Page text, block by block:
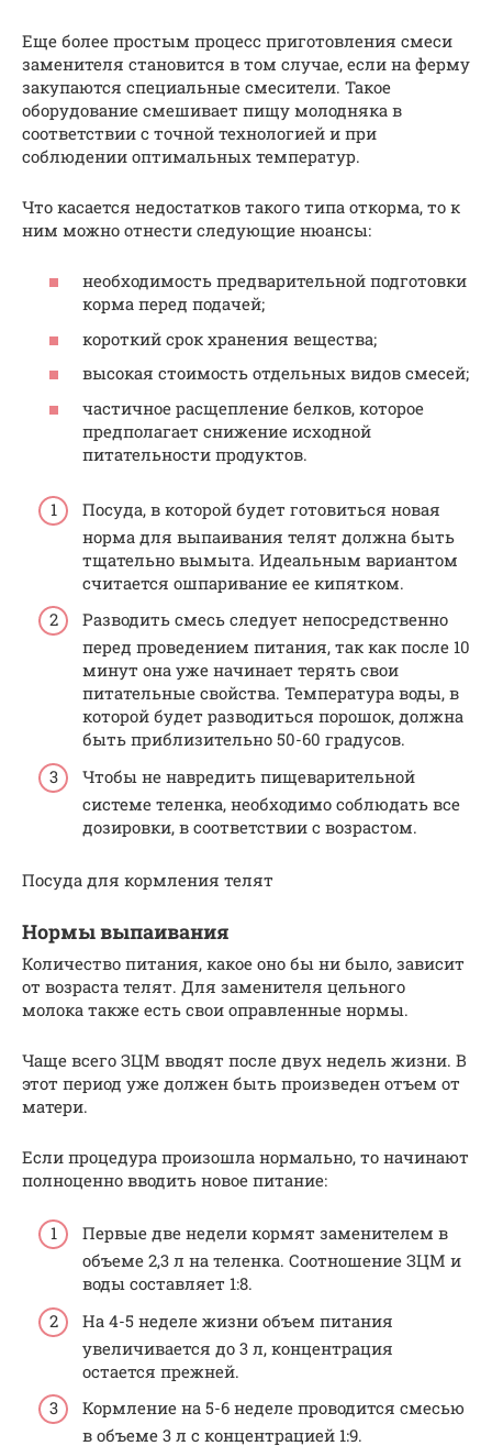
Еще более простым процесс приготовления смеси
заменителя становится в том случае, если на ферму
закупаются специальные смесители. Такое
оборудование смешивает пищу молодняка в
соответствии с точной технологией и при
соблюдении оптимальных температур.
Что касается недостатков такого типа откорма, то к
ним можно отнести следующие нюансы:
необходимость предварительной подготовки
корма перед подачей;
короткий срок хранения вещества;
высокая стоимость отдельных видов смесей;
частичное расщепление белков, которое
предполагает снижение исходной
питательности продуктов.
Посуда, в которой будет готовиться новая
норма для выпаивания телят должна быть
тщательно вымыта. Идеальным вариантом
считается ошпаривание ее кипятком.
Разводить смесь следует непосредственно
перед проведением питания, так как после 10
минут она уже начинает терять свои
питательные свойства. Температура воды, в
которой будет разводиться порошок, должна
быть приблизительно 50-60 градусов.
Чтобы не навредить пищеварительной
системе теленка, необходимо соблюдать все
дозировки, в соответствии с возрастом.
Посуда для кормления телят
Нормы выпаивания
Количество питания, какое оно бы ни было, зависит
от возраста телят. Для заменителя цельного
молока также есть свои оправленные нормы.
Чаще всего ЗЦМ вводят после двух недель жизни. В
этот период уже должен быть произведен отъем от
матери.
Если процедура произошла нормально, то начинают
полноценно вводить новое питание:
Первые две недели кормят заменителем в
объеме 2,3 л на теленка. Соотношение ЗЦМ и
воды составляет 1:8.
На 4-5 неделе жизни объем питания
увеличивается до 3 л, концентрация
остается прежней.
Кормление на 5-6 неделе проводится смесью
в объеме 3 л с концентрацией 1:9.